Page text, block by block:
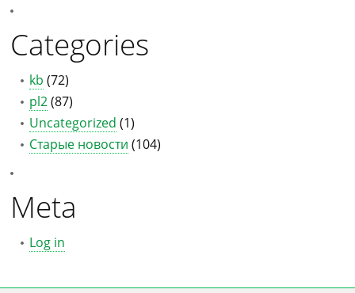
Categories
kb (72)
pl2(87)
Uncategorized (1)
Старые новости (104)
Meta
Log in